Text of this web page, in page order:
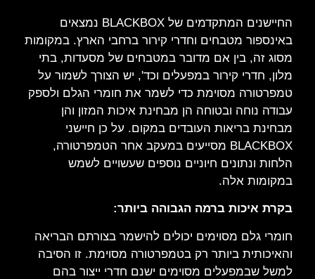
החיישנים המתקדמים של BLACKBOX נמצאים
באינספור מטבחים וחדרי קירור ברחבי הארץ. במקומות
מסוג זה, בין אם מדובר במטבחים של מסעדות, בתי
מלון, חדרי קירור במפעלים וכד', יש הצורך לשמור על
טמפרטורה מסוימת כדי לשמר את חומרי הגלם ולספק
עבודה נוחה ובטוחה הן מבחינת איכות המזון והן
מבחינת בריאות העובדים במקום. על כן חיישני
BLACKBOX מסייעים במעקב אחר הטמפרטורה,
הלחות ונתונים חיוניים נוספים שעשויים לשמש
במקומות אלה.
בקרת איכות ברמה הגבוהה ביותר:
חומרי גלם מסוימים יכולים להישמר בצורתם הבריאה
והאיכותית ביותר רק בטמפרטורה מסוימת. זו הסיבה
למשל שבמפעלים מסוימים ישנם חדרי ייצור בהם